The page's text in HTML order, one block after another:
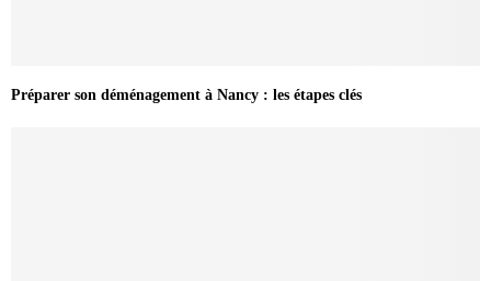
Préparer son déménagement à Nancy : les étapes clés